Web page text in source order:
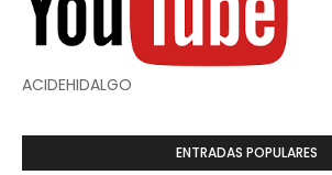
ACIDEHIDALGO
ENTRADAS POPULARES